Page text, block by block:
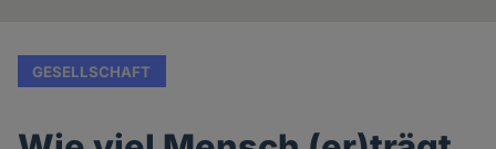
GESELLSCHAFT